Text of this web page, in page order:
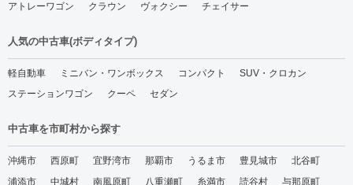
アトレーワゴン
クラウン ヴォクシー チェイサー
人気の中古車(ボディタイプ)
軽自動車 ミニバン・ワンボックス コンパクト
SUV・クロカン
ステーションワゴン
クーペ セダン
中古車を市町村から探す
沖縄市 西原町 宜野湾市 那覇市 うるま市 豊見城市
北谷町
浦添市
中城村 南風原町 八重瀬町 糸満市 読谷村
与那原町